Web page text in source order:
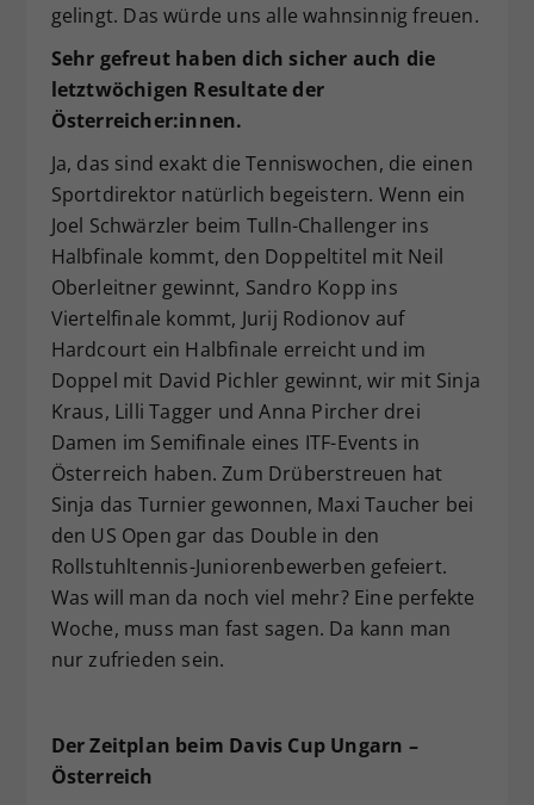
gelingt. Das würde uns alle wahnsinnig freuen.
Sehr gefreut haben dich sicher auch die
letztwöchigen Resultate der
Österreicher:innen.
Ja, das sind exakt die Tenniswochen, die einen
Sportdirektor natürlich begeistern. Wenn ein
Joel Schwärzler beim Tulln-Challenger ins
Halbfinale kommt, den Doppeltitel mit Neil
Oberleitner gewinnt, Sandro Kopp ins
Viertelfinale kommt, Jurij Rodionov auf
Hardcourt ein Halbfinale erreicht und im
Doppel mit David Pichler gewinnt, wir mit Sinja
Kraus, Lilli Tagger und Anna Pircher drei
Damen im Semifinale eines ITF-Events in
Österreich haben. Zum Drüberstreuen hat
Sinja das Turnier gewonnen, Maxi Taucher bei
den US Open gar das Double in den
Rollstuhltennis-Juniorenbewerben gefeiert.
Was will man da noch viel mehr? Eine perfekte
Woche, muss man fast sagen. Da kann man
nur zufrieden sein.
Der Zeitplan beim Davis Cup Ungarn –
Österreich